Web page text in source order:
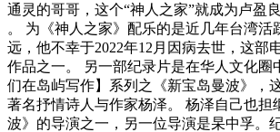
通灵的哥哥，这个“神人之家”就成为卢盈
。 为《神人之家》配乐的是近几年台湾活
远，他不幸于2022年12月因病去世，这部
作品之一。 另一部纪录片是在华人文化圈
们在岛屿写作】系列之《新宝岛曼波》，
著名抒情诗人与作家杨泽。 杨泽自己也担
波》的导演之一，另一位导演是杲中孚。